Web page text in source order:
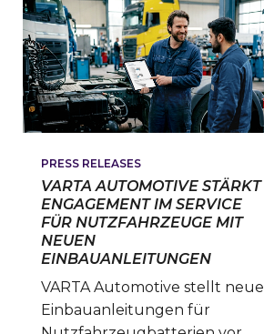
PRESS RELEASES
VARTA AUTOMOTIVE STÄRKT
ENGAGEMENT IM SERVICE
FÜR NUTZFAHRZEUGE MIT
NEUEN
EINBAUANLEITUNGEN
VARTA Automotive stellt neue
Einbauanleitungen für